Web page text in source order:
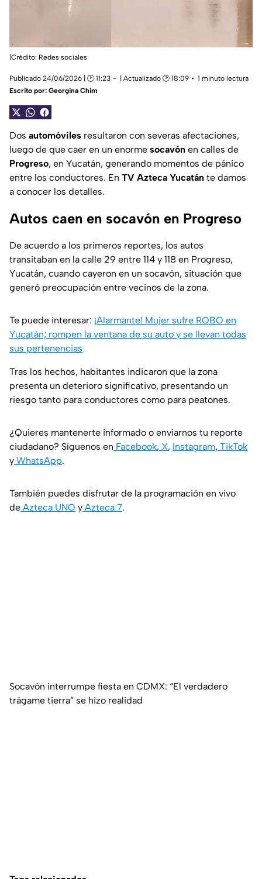
|Crédito: Redes sociales
Publicado 24/06/2026 | 🕑 11:23 | Actualizado 🕑 18:09
1 minuto lectura
Escrito por: Georgina Chim
Dos automóviles resultaron con severas afectaciones,
luego de que caer en un enorme socavón en calles de
Progreso, en Yucatán, generando momentos de pánico
entre los conductores. En TV Azteca Yucatán te damos
a conocer los detalles.
Autos caen en socavón en Progreso
De acuerdo a los primeros reportes, los autos
transitaban en la calle 29 entre 114 y 118 en Progreso,
Yucatán, cuando cayeron en un socavón, situación que
generó preocupación entre vecinos de la zona.
Te puede interesar: ¡Alarmante! Mujer sufre ROBO en
Yucatán; rompen la ventana de su auto y se llevan todas
sus pertenencias
Tras los hechos, habitantes indicaron que la zona
presenta un deterioro significativo, presentando un
riesgo tanto para conductores como para peatones.
¿Quieres mantenerte informado o enviarnos tu reporte
ciudadano? Síguenos en Facebook, X, Instagram, TikTok
y WhatsApp.
También puedes disfrutar de la programación en vivo
de Azteca UNO y Azteca 7.
Socavón interrumpe fiesta en CDMX: “El verdadero
trágame tierra” se hizo realidad